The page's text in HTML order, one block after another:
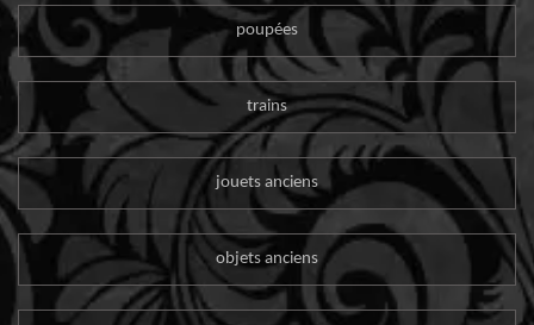
poupées
trains
jouets anciens
objets anciens